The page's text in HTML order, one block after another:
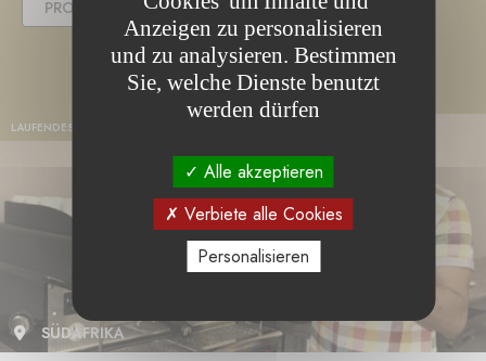
PROJEKT ABGESCHLOSSEN
LAUFENDES PROJEKT
SÜDAFRIKA
Anzeigen zu personalisieren
und zu analysieren. Bestimmen
Sie, welche Dienste benutzt
werden dürfen
Alle akzeptieren
Verbiete alle Cookies
Personalisieren